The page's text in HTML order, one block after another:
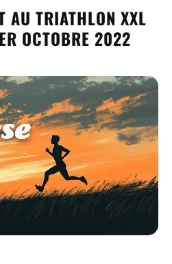
AU TRIATHLON XXL
OCTOBRE 2022